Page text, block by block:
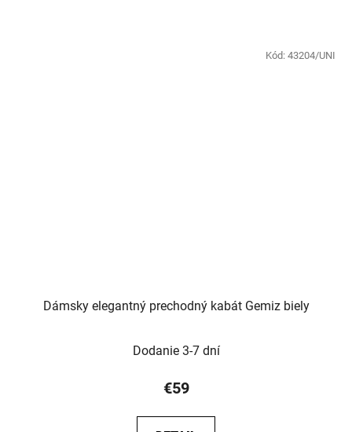
Dámsky elegantný prechodný kabát Gemiz biely
Dodanie 3-7 dní
€59
Kód: 43204/UNI